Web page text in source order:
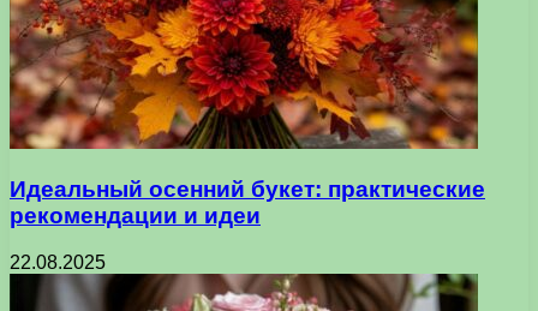
Идеальный осенний букет: практические
рекомендации и идеи
22.08.2025